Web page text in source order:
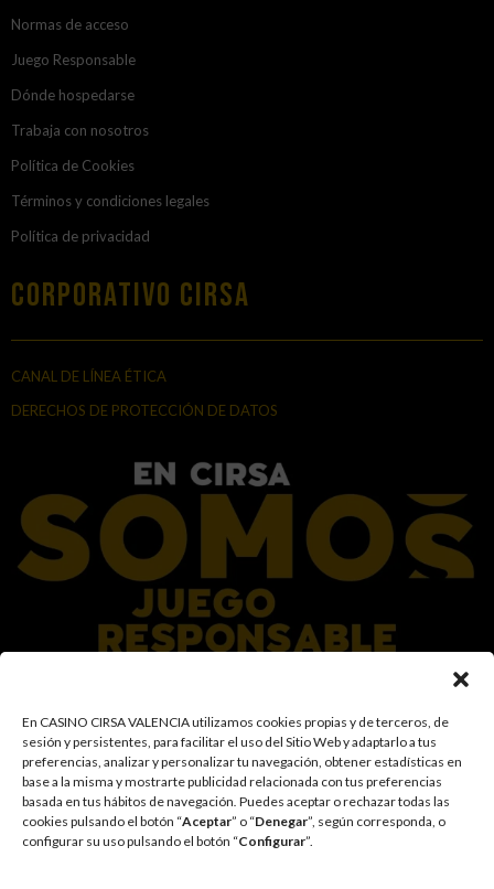
En CASINO CIRSA VALENCIA utilizamos cookies propias y de terceros, de
sesión y persistentes, para facilitar el uso del Sitio Web y adaptarlo a tus
preferencias, analizar y personalizar tu navegación, obtener estadísticas en
base a la misma y mostrarte publicidad relacionada con tus preferencias
basada en tus hábitos de navegación. Puedes aceptar o rechazar todas las
cookies pulsando el botón “Aceptar” o “Denegar”, según corresponda, o
configurar su uso pulsando el botón “Configurar”.
Normas de acceso
Juego Responsable
Dónde hospedarse
Trabaja con nosotros
Política de Cookies
Términos y condiciones legales
Política de privacidad
Corporativo Cirsa
CANAL DE LÍNEA ÉTICA
DERECHOS DE PROTECCIÓN DE DATOS
En el Grupo CIRSA promovemos una actitud responsable hacia el juego,
garantizando un entorno seguro y transparente para nuestros clientes y
facilitamos medidas e información para que el juego sea siempre diversión y
entretenimiento, sin utilizarse como vía para afrontar problemas económicos
o emocionales. El acceso está prohibido a menores de 18 años y a las
personas con acceso restringido conforme a los registros de prohibición y/o
autoexclusión que resulten aplicables. También trabajamos para reforzar una
cultura de prevención y concienciación sobre los posibles trastornos